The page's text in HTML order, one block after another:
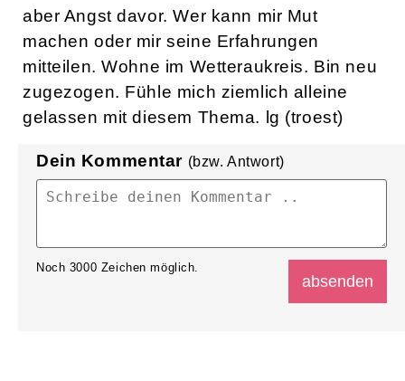
aber Angst davor. Wer kann mir Mut
machen oder mir seine Erfahrungen
mitteilen. Wohne im Wetteraukreis. Bin neu
zugezogen. Fühle mich ziemlich alleine
gelassen mit diesem Thema. lg (troest)
Dein Kommentar (bzw. Antwort)
Noch 3000 Zeichen möglich.